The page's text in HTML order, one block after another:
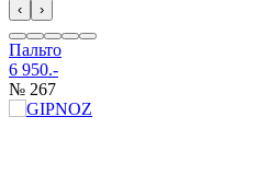
‹ ›
Пальто
6 950.-
№ 267